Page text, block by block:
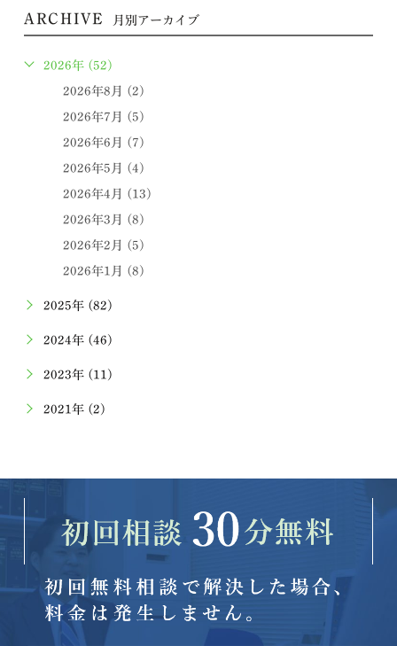
ARCHIVE 月別アーカイブ
2026年 (52)
2026年8月 (2)
2026年7月 (5)
2026年6月 (7)
2026年5月 (4)
2026年4月 (13)
2026年3月 (8)
2026年2月 (5)
2026年1月 (8)
2025年 (82)
2024年 (46)
2023年 (11)
2021年 (2)